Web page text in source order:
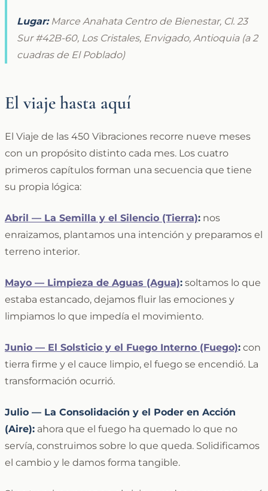
Lugar:Marce Anahata Centro de Bienestar, Cl. 23
Sur #42B-60, Los Cristales, Envigado, Antioquia (a 2
cuadras de El Poblado)
El viaje hasta aquí
El Viaje de las 450 Vibraciones recorre nueve meses
con un propósito distinto cada mes. Los cuatro
primeros capítulos forman una secuencia que tiene
su propia lógica:
Abril — La Semilla y el Silencio (Tierra): nos
enraizamos, plantamos una intención y preparamos el
terreno interior.
Mayo — Limpieza de Aguas (Agua): soltamos lo que
estaba estancado, dejamos fluir las emociones y
limpiamos lo que impedía el movimiento.
Junio — El Solsticio y el Fuego Interno (Fuego): con
tierra firme y el cauce limpio, el fuego se encendió. La
transformación ocurrió.
Julio — La Consolidación y el Poder en Acción
(Aire): ahora que el fuego ha quemado lo que no
servía, construimos sobre lo que queda. Solidificamos
el cambio y le damos forma tangible.